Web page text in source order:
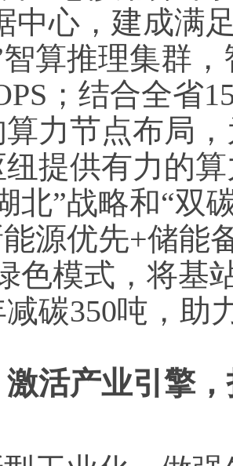
中心，建成满
智算推理集群
；结合全省
力节点布局
提供有力的
北”战略和“双
源优先+储能
色模式，将基
碳350吨，助
活产业引擎